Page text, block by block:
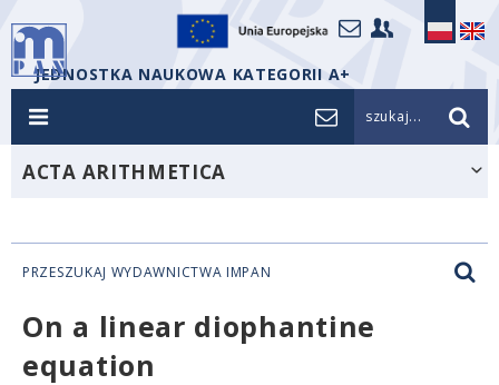
JEDNOSTKA NAUKOWA KATEGORII A+
szukaj...
ACTA ARITHMETICA
PRZESZUKAJ WYDAWNICTWA IMPAN
On a linear diophantine
equation